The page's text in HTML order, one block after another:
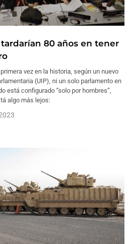
80 años en tener
vez en la historia, según un nuevo
(UIP), ni un solo parlamento en
está configurado “solo por hombres”,
algo más lejos: